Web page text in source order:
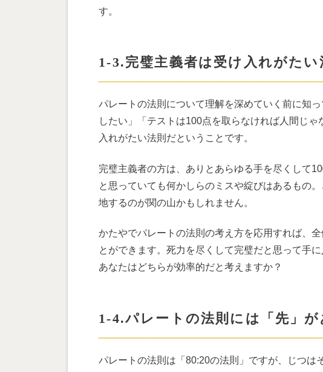
す。
1-3.完璧主義者は受け入れがたい
パレートの法則について理解を深めていく前に知
したい」「テストは100点を取らなければ人間じ
入れがたい法則だということです。
完璧主義者の方は、ありとあらゆる手を尽くして
と思っていても何かしらのミスや綻びはあるもの
地するのが関の山かもしれません。
かたやでパレートの法則の考え方を応用すれば、
とができます。死力を尽くして完璧だと思って手
あなたはどちらが効率的だと考えますか？
1-4.パレートの法則には「先」が
パレートの法則は「80:20の法則」ですが、じつは